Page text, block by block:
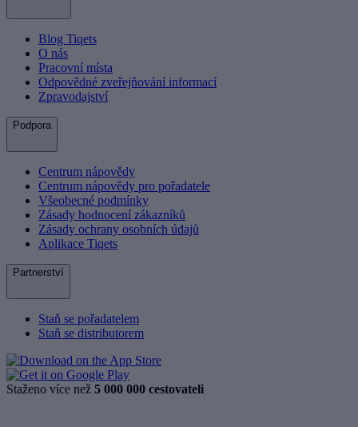
Blog Tiqets
O nás
Pracovní místa
Odpovědné zveřejňování informací
Zpravodajství
Podpora
Centrum nápovědy
Centrum nápovědy pro pořadatele
Všeobecné podmínky
Zásady hodnocení zákazníků
Zásady ochrany osobních údajů
Aplikace Tiqets
Partnerství
Staň se pořadatelem
Staň se distributorem
Staženo více než 5 000 000 cestovateli